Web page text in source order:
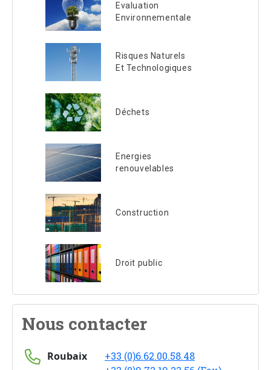
Evaluation
Environnementale
Risques Naturels
Et Technologiques
Déchets
Energies
renouvelables
Construction
Droit public
Nous contacter
Roubaix
+33 (0)6.62.00.58.48